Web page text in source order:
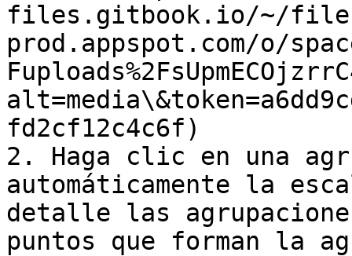
files.gitbook.io/~/
prod.appspot.com/o/
fd2cf12c4c6f)
2. Haga clic en una
automáticamente la
detalle las
puntos que forman la